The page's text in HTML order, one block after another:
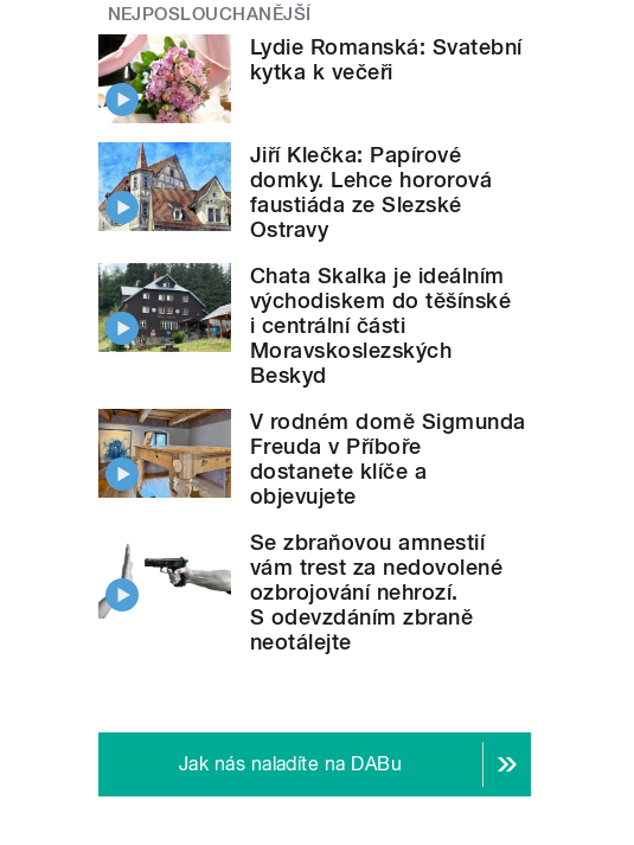
NEJPOSLOUCHANĚJŠÍ
Lydie Romanská: Svatební
kytka k večeři
Jiří Klečka: Papírové
domky. Lehce hororová
faustiáda ze Slezské
Ostravy
Chata Skalka je ideálním
východiskem do těšínské
i centrální části
Moravskoslezských
Beskyd
V rodném domě Sigmunda
Freuda v Příboře
dostanete klíče a
objevujete
Se zbraňovou amnestií
vám trest za nedovolené
ozbrojování nehrozí.
S odevzdáním zbraně
neotálejte
Jak nás naladíte na DABu